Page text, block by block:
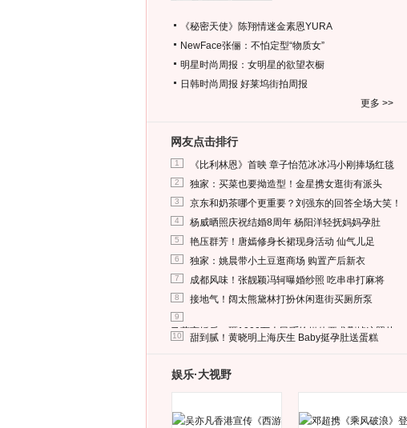
《秘密天使》陈翔情迷金素恩YURA
NewFace张俪：不怕定型“物质女”
明星时尚周报：女明星的欲望衣橱
日韩时尚周报 好莱坞街拍周报
更多 >>
网友点击排行
1 《比利林恩》首映 章子怡范冰冰冯小刚捧场红毯
2 独家：买菜也要拗造型！金星携女逛街有派头
3 京东和奶茶哪个更重要？刘强东的回答全场大笑！
4 杨威晒照庆祝结婚8周年 杨阳洋轻抚妈妈孕肚
5 艳压群芳！唐嫣修身长裙现身活动 仙气儿足
6 独家：姚晨带小土豆逛商场 购置产后新衣
7 成都风味！张靓颖冯轲曝婚纱照 吃串串打麻将
8 接地气！阔太熊黛林打扮休闲逛街买厕所泵
9
马蓉离婚后，砸1000万人民币给媒体要求删掉这照片
10 甜到腻！黄晓明上海庆生 Baby挺孕肚送蛋糕
娱乐·大视野